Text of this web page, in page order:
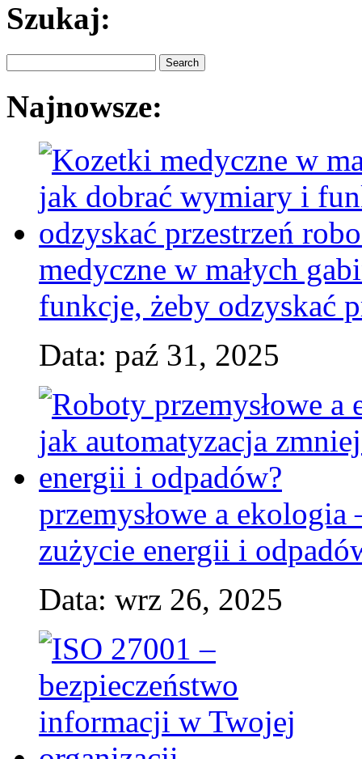
Szukaj:
Najnowsze:
medyczne w małych
funkcje, żeby odzyskać
Data: paź 31, 2025
przemysłowe a
zużycie energii i
Data: wrz 26, 2025